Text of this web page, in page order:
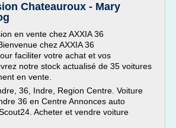
Chateauroux - Mary
en vente chez AXXIA 36
chez AXXIA 36
faciliter votre achat et vos
notre stock actualisé de 35 voitures
en vente.
36, Indre, Region Centre. Voiture
36 en Centre Annonces auto
Acheter et vendre voiture